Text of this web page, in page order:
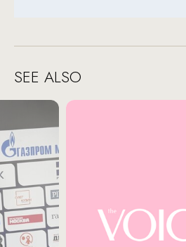
SEE ALSO